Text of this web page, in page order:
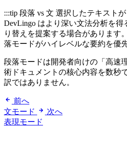
:::tip 段落 vs 文 選択したテキストが
DevLingo はより深い文法分析を
り替えを提案する場合があります
落モードがハイレベルな要約を優
段落モードは開発者向けの「高速
術ドキュメントの核心内容を数秒
訳ではありません。
前へ
文モード
次へ
表現モード